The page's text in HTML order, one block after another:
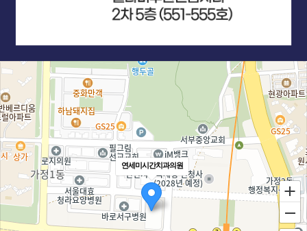
연세미시간치과의원